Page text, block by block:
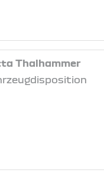
Thalhammer